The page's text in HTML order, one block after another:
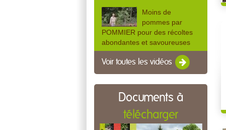
Moins de
pommes par
POMMIER pour des récoltes
abondantes et savoureuses
Voir toutes les vidéos
Documents à
télécharger